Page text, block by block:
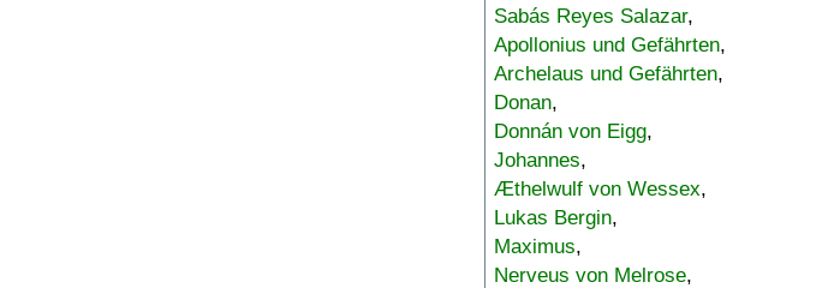
Sabás Reyes Salazar,
Apollonius und Gefährten,
Archelaus und Gefährten,
Donan,
Donnán von Eigg,
Johannes,
Æthelwulf von Wessex,
Lukas Bergin,
Maximus,
Nerveus von Melrose,